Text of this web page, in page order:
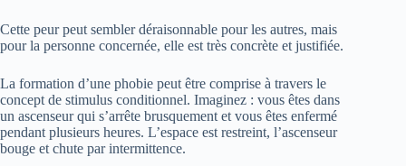
Cette peur peut sembler déraisonnable pour les autres, mais
pour la personne concernée, elle est très concrète et justifiée.
La formation d’une phobie peut être comprise à travers le
concept de stimulus conditionnel. Imaginez : vous êtes dans
un ascenseur qui s’arrête brusquement et vous êtes enfermé
pendant plusieurs heures. L’espace est restreint, l’ascenseur
bouge et chute par intermittence.